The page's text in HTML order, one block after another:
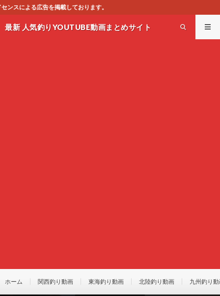
す。
最新 人気釣りYOUTUBE動画まとめサイト
ホーム 関西釣り動画 東海釣り動画 北陸釣り動画 九州釣り